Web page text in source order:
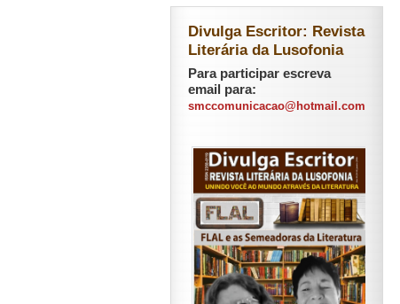
Divulga Escritor: Revista
Literária da Lusofonia
Para participar escreva
email para:
smccomunicacao@hotmail.com